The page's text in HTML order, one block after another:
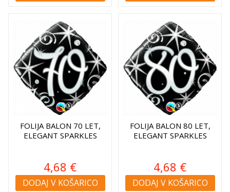
FOLIJA BALON 70 LET,
ELEGANT SPARKLES
4,68 €
DODAJ V KOŠARICO
FOLIJA BALON 80 LET,
ELEGANT SPARKLES
4,68 €
DODAJ V KOŠARICO